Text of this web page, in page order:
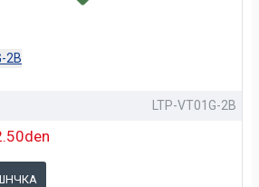
LTP-VT01G-2B